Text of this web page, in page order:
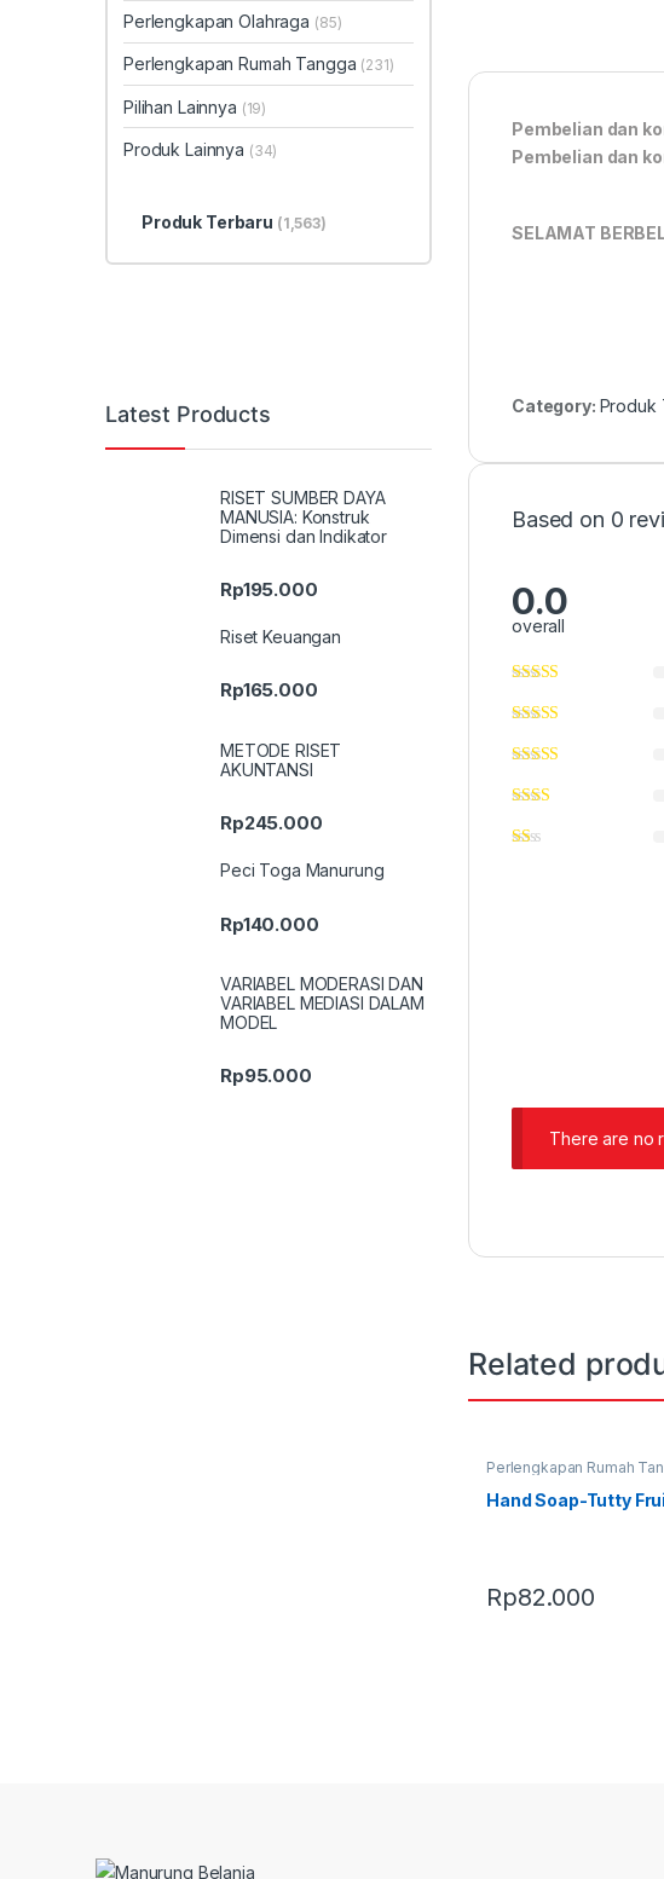
Pembelian dan
Pembelian dan
SELAMAT
Category: Produk
Based on 0
0.0
overall
There are no
Related
Perlengkapan Rumah
Produk Terbaru
Hand Soap-Tutty
Rp82.000
Perlengkapan Olahraga (85)
Perlengkapan Rumah Tangga (231)
Pilihan Lainnya (19)
Produk Lainnya (34)
Produk Terbaru (1,563)
Latest Products
RISET SUMBER DAYA
MANUSIA: Konstruk
Dimensi dan Indikator
Rp195.000
Riset Keuangan
Rp165.000
METODE RISET
AKUNTANSI
Rp245.000
Peci Toga Manurung
Rp140.000
VARIABEL MODERASI DAN
VARIABEL MEDIASI DALAM
MODEL
Rp95.000